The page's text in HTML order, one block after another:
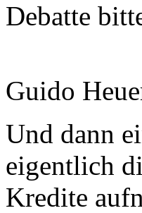
Debatte
Guido
Und dann
eigentlich
Kredite